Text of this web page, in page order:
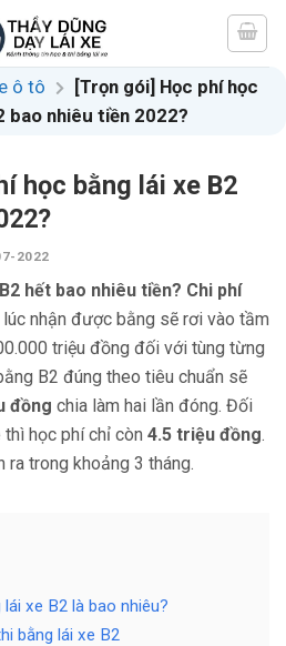
ô tô
[Trọn gói] Học phí học
bao nhiêu tiền 2022?
học bằng lái xe B2
2022
hết bao nhiêu tiền? Chi phí
nhận được bằng sẽ rơi vào tầm
triệu đồng đối với tùng từng
B2 đúng theo tiêu chuẩn sẽ
đồng chia làm hai lần đóng. Đối
học phí chỉ còn 4.5 triệu đồng.
ra trong khoảng 3 tháng.
xe B2 là bao nhiêu?
bằng lái xe B2